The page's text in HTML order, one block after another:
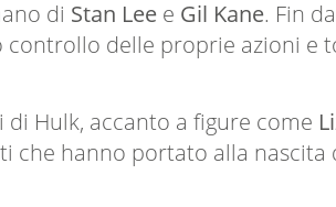
di Stan Lee e Gil Kane. Fin
delle proprie azioni e
Hulk, accanto a figure come
che hanno portato alla